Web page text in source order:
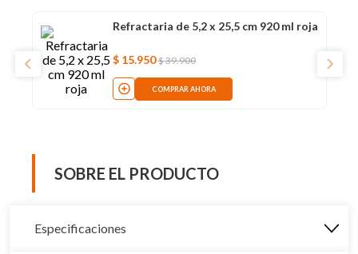
Refractaria de 5,2 x 25,5 cm 920 ml roja
$ 15.950 $39.900
COMPRAR AHORA
SOBRE EL PRODUCTO
Especificaciones